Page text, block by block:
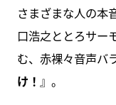
さまざまな人の本
口浩之ととろサー
む、赤裸々音声バ
け！ 』。